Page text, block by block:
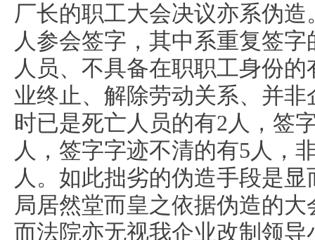
厂长的职工大会决议亦系伪
人参会签字，其中系重复签
人员、不具备在职职工身份
业终止、解除劳动关系、并
时已是死亡人员的有2人，签
人，签字字迹不清的有5人，
人。如此拙劣的伪造手段是
局居然堂而皇之依据伪造的
而法院亦无视我企业改制领